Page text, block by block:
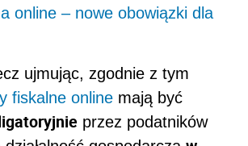
online – nowe obowiązki dla
ujmując, zgodnie z tym
fiskalne online mają być
przez podatników